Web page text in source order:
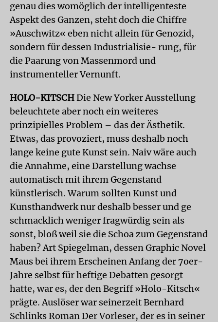
genau dies womöglich der intelligenteste
Aspekt des Ganzen, steht doch die Chiffre
»Auschwitz« eben nicht allein für Genozid,
sondern für dessen Industrialisie- rung, für
die Paarung von Massenmord und
instrumenteller Vernunft.
HOLO-KITSCHDie New Yorker Ausstellung
beleuchtete aber noch ein weiteres
prinzipielles Problem – das der Ästhetik.
Etwas, das provoziert, muss deshalb noch
lange keine gute Kunst sein. Naiv wäre auch
die Annahme, eine Darstellung wachse
automatisch mit ihrem Gegenstand
künstlerisch. Warum sollten Kunst und
Kunsthandwerk nur deshalb besser und ge
schmacklich weniger fragwürdig sein als
sonst, bloß weil sie die Schoa zum Gegenstand
haben? Art Spiegelman, dessen Graphic Novel
Mausbei ihrem Erscheinen Anfang der 7oer-
Jahre selbst für heftige Debatten gesorgt
hatte, war es, der den Begriff »Holo-Kitsch«
prägte. Auslöser war seinerzeit Bernhard
Schlinks RomanDer Vorleser, der es in seiner